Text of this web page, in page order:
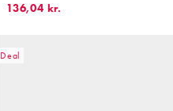
136,04 kr.
Deal